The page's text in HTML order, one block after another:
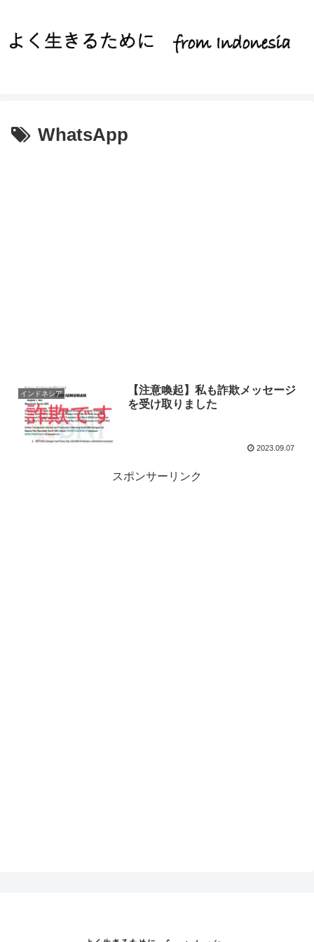
WhatsApp
インドネシア
【注意喚起】私も詐欺メッセージ
を受け取りました
2023.09.07
スポンサーリンク